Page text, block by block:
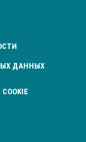
ДАННЫХ